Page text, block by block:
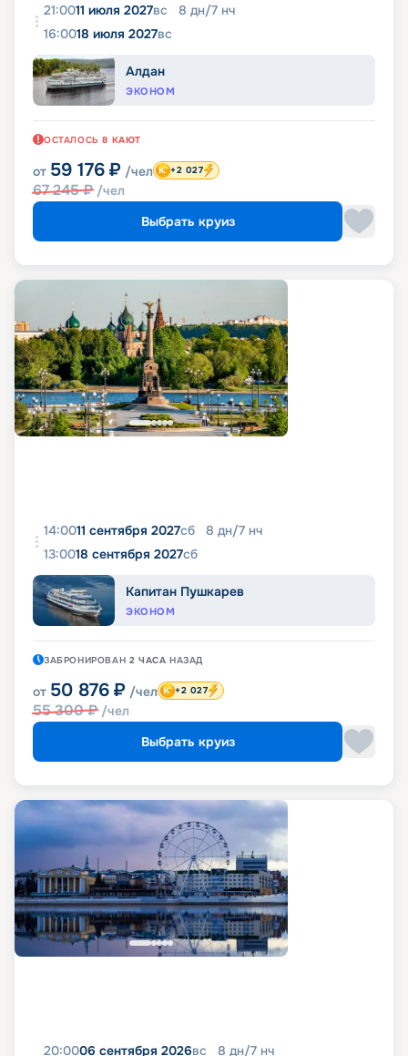
21:0011 июля 2027вс 8 дн/7 нч
16:0018 июля 2027вс
Алдан
ЭКОНОМ
ОСТАЛОСЬ 8 КАЮТ
от 59 176 ₽ /чел
67 245₽ /чел
+2 027
Выбрать круиз
14:0011 сентября 2027сб 8 дн/7 нч
13:0018 сентября 2027сб
Капитан Пушкарев
ЭКОНОМ
ЗАБРОНИРОВАН 2 ЧАСА НАЗАД
от 50 876 ₽ /чел
55 300₽ /чел
+2 027
Выбрать круиз
20:0006 сентября 2026вс 8 дн/7 нч